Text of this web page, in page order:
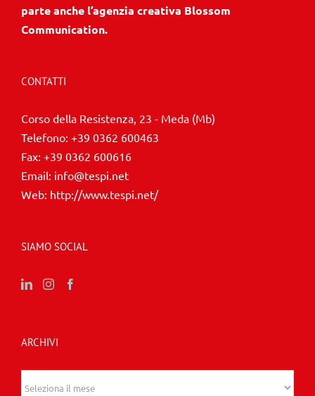
parte anche l’agenzia creativa Blossom
Communication.
CONTATTI
Corso della Resistenza, 23 - Meda (Mb)
Telefono: +39 0362 600463
Fax: +39 0362 600616
Email: info@tespi.net
Web: http://www.tespi.net/
SIAMO SOCIAL
ARCHIVI